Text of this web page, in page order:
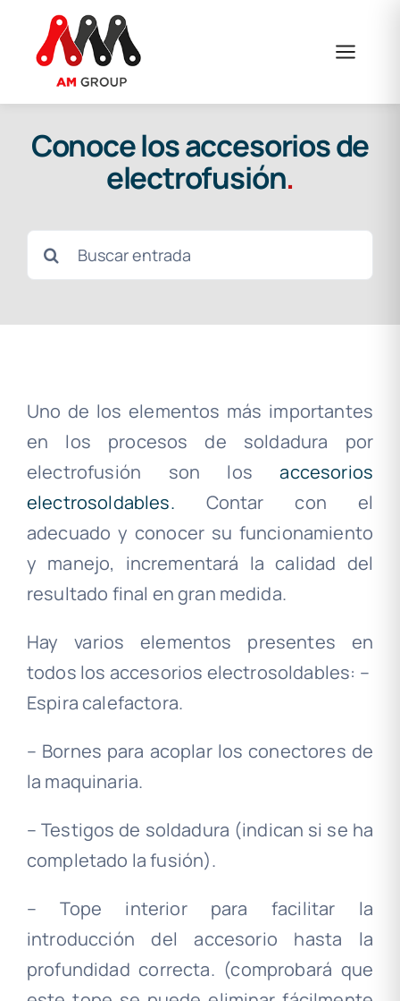
contenido
Conoce los accesorios de
electrofusión.
Buscar:
Uno de los elementos más importantes
en los procesos de soldadura por
electrofusión son losaccesorios
electrosoldables. Contar con el
adecuado y conocer su funcionamiento
y manejo, incrementará la calidad del
resultado final en gran medida.
Hay varios elementos presentes en
todos los accesorios electrosoldables: –
Espira calefactora.
– Bornes para acoplar los conectores de
la maquinaria.
– Testigos de soldadura (indican si se ha
completado la fusión).
– Tope interior para facilitar la
introducción del accesorio hasta la
profundidad correcta. (comprobará que